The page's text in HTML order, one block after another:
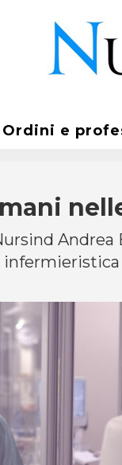
Ordini e